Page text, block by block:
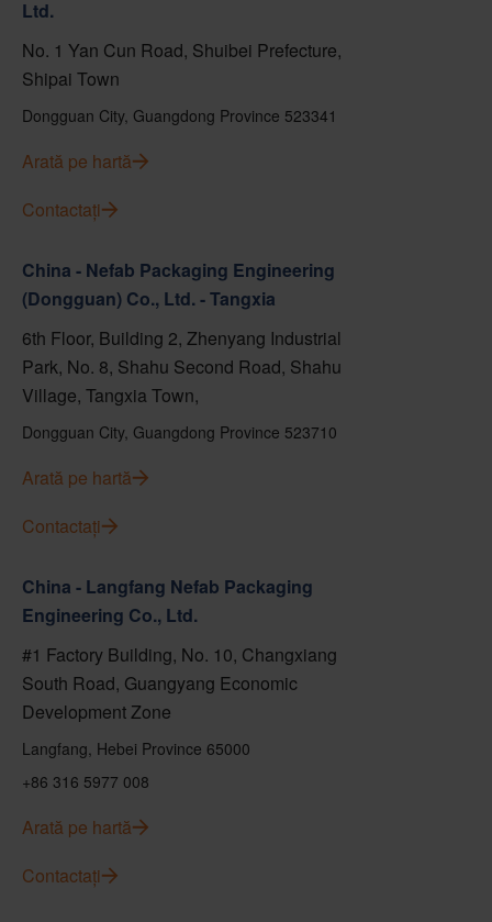
Ltd.
No. 1 Yan Cun Road, Shuibei Prefecture,
Shipai Town
Dongguan City, Guangdong Province 523341
Arată pe hartă
Contactați
China - Nefab Packaging Engineering
(Dongguan) Co., Ltd. - Tangxia
6th Floor, Building 2, Zhenyang Industrial
Park, No. 8, Shahu Second Road, Shahu
Village, Tangxia Town,
Dongguan City, Guangdong Province 523710
Arată pe hartă
Contactați
China - Langfang Nefab Packaging
Engineering Co., Ltd.
#1 Factory Building, No. 10, Changxiang
South Road, Guangyang Economic
Development Zone
Langfang, Hebei Province 65000
+86 316 5977 008
Arată pe hartă
Contactați